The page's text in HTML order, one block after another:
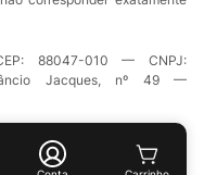
88047-010 — CNPJ:
Jacques, nº 49 —